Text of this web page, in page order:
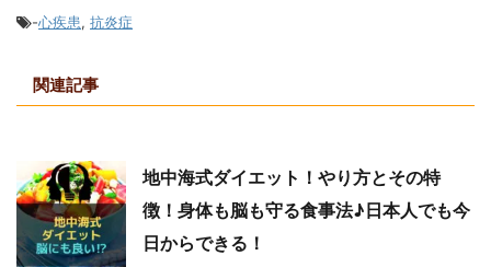
-心疾患, 抗炎症
関連記事
地中海式ダイエット！やり方とその特
徴！身体も脳も守る食事法♪日本人でも今
日からできる！